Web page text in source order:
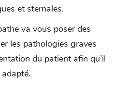
et sternales.
va vous poser des
les pathologies graves
du patient afin qu’il